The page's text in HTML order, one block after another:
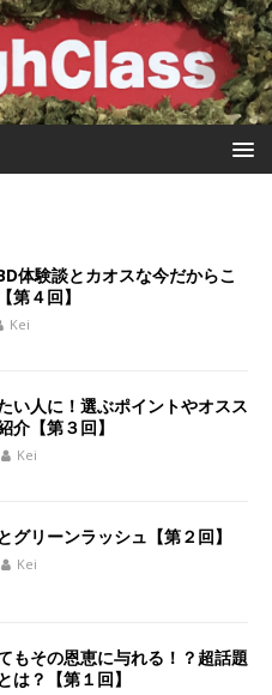
体験談とカオスな今だからこ
第４回】
Kei
い人に！選ぶポイントやオスス
介【第３回】
Kei
グリーンラッシュ【第２回】
Kei
もその恩恵に与れる！？超話題
は？【第１回】